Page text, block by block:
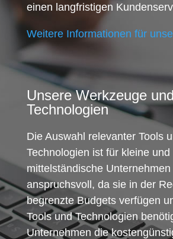
einen langfristigen
Weitere Informationen für
Unsere Werkzeuge und
Technologien
Die Auswahl relevanter Tools
Technologien ist für kleine und
mittelständische
anspruchsvoll, da sie in der
begrenzte Budgets verfügen
Tools und Technologien
Unternehmen die